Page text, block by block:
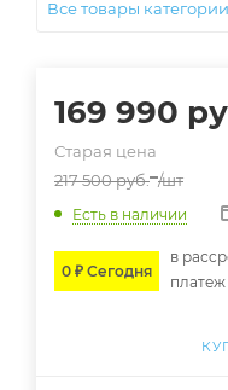
Все товары категории
169 990
Старая цена
217 500руб. /шт
Есть в наличии
0 ₽ Сегодня
в
платеж